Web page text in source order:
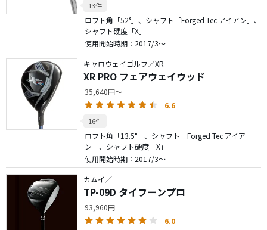
13件
ロフト角「52°」、シャフト「Forged Tec アイアン」、
シャフト硬度「X」
使用開始時期：2017/3～
キャロウェイゴルフ／XR
XR PRO フェアウェイウッド
35,640円～
6.6
16件
ロフト角「13.5°」、シャフト「Forged Tec アイア
ン」、シャフト硬度「X」
使用開始時期：2017/3～
カムイ／
TP-09D タイフーンプロ
93,960円
6.0